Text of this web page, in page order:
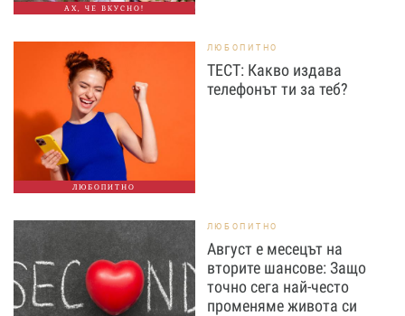
АХ, ЧЕ ВКУСНО!
ЛЮБОПИТНО
ЛЮБОПИТНО
ТЕСТ: Какво издава
телефонът ти за теб?
ЛЮБОПИТНО
Август е месецът на
вторите шансове: Защо
точно сега най-често
променяме живота си